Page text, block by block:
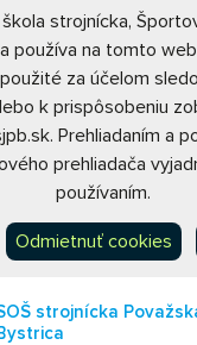
strojnícka,
používa na tomto
za účelom
k prispôsobeniu
Prehliadaním a
prehliadača
používaním.
Odmietnuť cookies
strojnícka